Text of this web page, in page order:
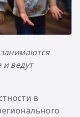
ведут
в